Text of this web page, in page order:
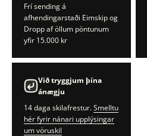
Frí sending á
afhendingarstaði Eimskip og
Dropp af öllum pöntunum
yfir 15.000 kr
Við tryggjum þína
ánægju
14 daga skilafrestur.Smelltu
hér fyrir nánari upplýsingar
um vöruskil